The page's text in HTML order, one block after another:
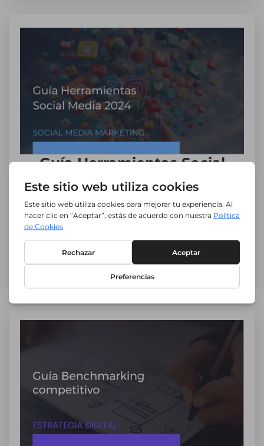
Guía Herramientas Social
Media 2024
TOP.
Descargar guía